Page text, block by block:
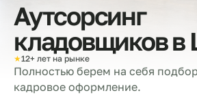
Аутсорсинг
кладовщиков в
★12+ лет на рынке
Полностью берем на себя
кадровое оформление.